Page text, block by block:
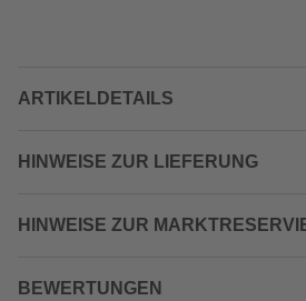
ARTIKELDETAILS
HINWEISE ZUR LIEFERUNG
HINWEISE ZUR
BEWERTUNGEN